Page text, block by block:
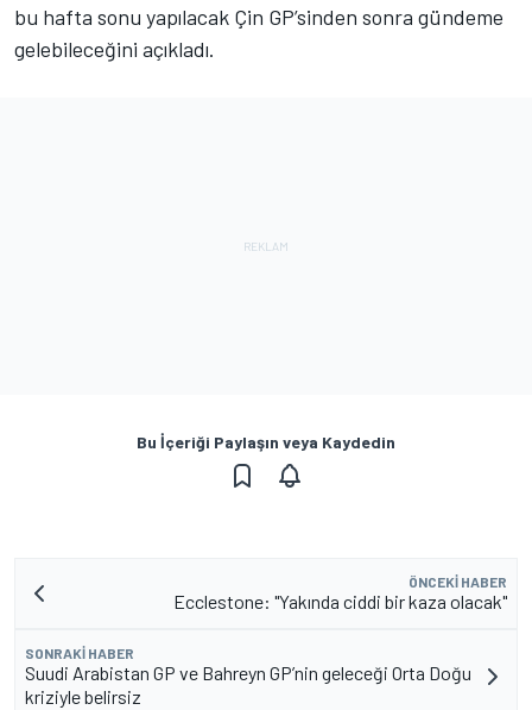
bu hafta sonu yapılacak Çin GP’sinden sonra gündeme
gelebileceğini açıkladı.
Bu İçeriği Paylaşın veya Kaydedin
ÖNCEKI HABER
Ecclestone: "Yakında ciddi bir kaza olacak"
SONRAKI HABER
Suudi Arabistan GP ve Bahreyn GP’nin geleceği Orta Doğu
kriziyle belirsiz